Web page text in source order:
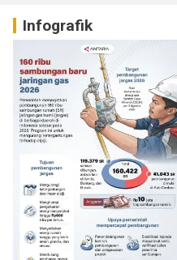
Infografik